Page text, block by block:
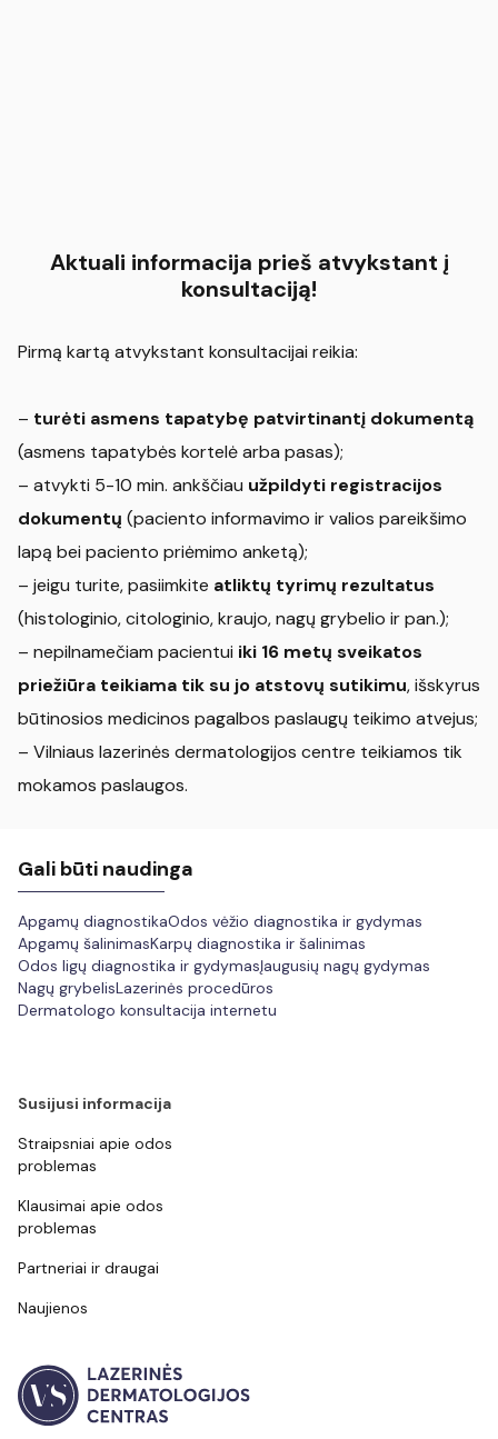
Aktuali informacija prieš atvykstant į
konsultaciją!
Pirmą kartą atvykstant konsultacijai reikia:
– turėti asmens tapatybę patvirtinantį dokumentą
(asmens tapatybės kortelė arba pasas);
– atvykti 5-10 min. ankščiau užpildyti registracijos
dokumentų (paciento informavimo ir valios pareikšimo
lapą bei paciento priėmimo anketą);
– jeigu turite, pasiimkite atliktų tyrimų rezultatus
(histologinio, citologinio, kraujo, nagų grybelio ir pan.);
– nepilnamečiam pacientui iki 16 metų sveikatos
priežiūra teikiama tik su jo atstovų sutikimu, išskyrus
būtinosios medicinos pagalbos paslaugų teikimo atvejus;
– Vilniaus lazerinės dermatologijos centre teikiamos tik
mokamos paslaugos.
Gali būti naudinga
Apgamų diagnostikaOdos vėžio diagnostika ir gydymas
Apgamų šalinimasKarpų diagnostika ir šalinimas
Odos ligų diagnostika ir gydymasĮaugusių nagų gydymas
Nagų grybelisLazerinės procedūros
Dermatologo konsultacija internetu
Susijusi informacija
Straipsniai apie odos
problemas
Klausimai apie odos
problemas
Partneriai ir draugai
Naujienos